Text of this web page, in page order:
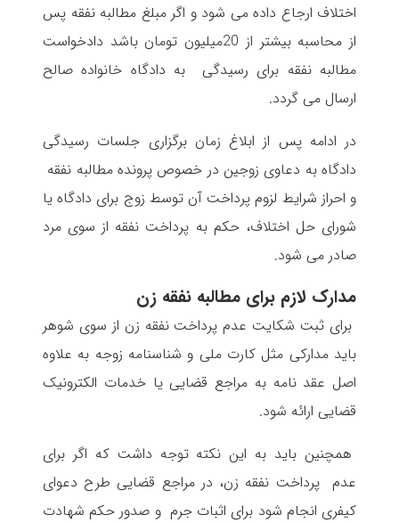
اختلاف ارجاع داده می شود و اگر مبلغ مطالبه نفقه پس
از محاسبه بیشتر از 20میلیون تومان باشد دادخواست
مطالبه نفقه برای رسیدگی به دادگاه خانواده صالح
ارسال می گردد.
در ادامه پس از ابلاغ زمان برگزاری جلسات رسیدگی
دادگاه به دعاوی زوجین در خصوص پرونده مطالبه نفقه
و احراز شرایط لزوم پرداخت آن توسط زوج برای دادگاه یا
شورای حل اختلاف، حکم به پرداخت نفقه از سوی مرد
صادر می شود.
مدارک لازم برای مطالبه نفقه زن
برای ثبت شکایت عدم پرداخت نفقه زن از سوی شوهر
باید مدارکی مثل کارت ملی و شناسنامه زوجه به علاوه
اصل عقد نامه به مراجع قضایی یا خدمات الکترونیک
قضایی ارائه شود.
همچنین باید به این نکته توجه داشت که اگر برای
عدم پرداخت نفقه زن، در مراجع قضایی طرح دعوای
کیفری انجام شود برای اثبات جرم و صدور حکم شهادت